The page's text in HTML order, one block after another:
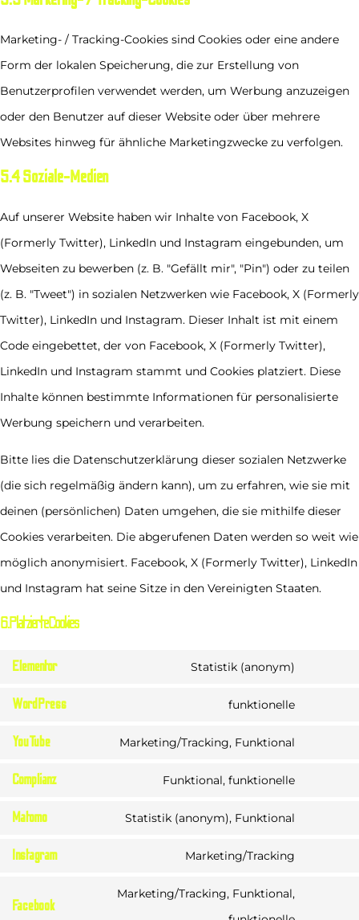
Marketing- / Tracking-Cookies sind Cookies oder eine andere
Form der lokalen Speicherung, die zur Erstellung von
Benutzerprofilen verwendet werden, um Werbung anzuzeigen
oder den Benutzer auf dieser Website oder über mehrere
Websites hinweg für ähnliche Marketingzwecke zu verfolgen.
5.4 Soziale-Medien
Auf unserer Website haben wir Inhalte von Facebook, X
(Formerly Twitter), LinkedIn und Instagram eingebunden, um
Webseiten zu bewerben (z. B. "Gefällt mir", "Pin") oder zu teilen
(z. B. "Tweet") in sozialen Netzwerken wie Facebook, X (Formerly
Twitter), LinkedIn und Instagram. Dieser Inhalt ist mit einem
Code eingebettet, der von Facebook, X (Formerly Twitter),
LinkedIn und Instagram stammt und Cookies platziert. Diese
Inhalte können bestimmte Informationen für personalisierte
Werbung speichern und verarbeiten.
Bitte lies die Datenschutzerklärung dieser sozialen Netzwerke
(die sich regelmäßig ändern kann), um zu erfahren, wie sie mit
deinen (persönlichen) Daten umgehen, die sie mithilfe dieser
Cookies verarbeiten. Die abgerufenen Daten werden so weit wie
möglich anonymisiert. Facebook, X (Formerly Twitter), LinkedIn
und Instagram hat seine Sitze in den Vereinigten Staaten.
6. Platzierte Cookies
Elementor Statistik (anonym)
WordPress funktionelle
YouTube Marketing/Tracking, Funktional
Complianz Funktional, funktionelle
Matomo Statistik (anonym), Funktional
Instagram Marketing/Tracking
Facebook
Marketing/Tracking, Funktional,